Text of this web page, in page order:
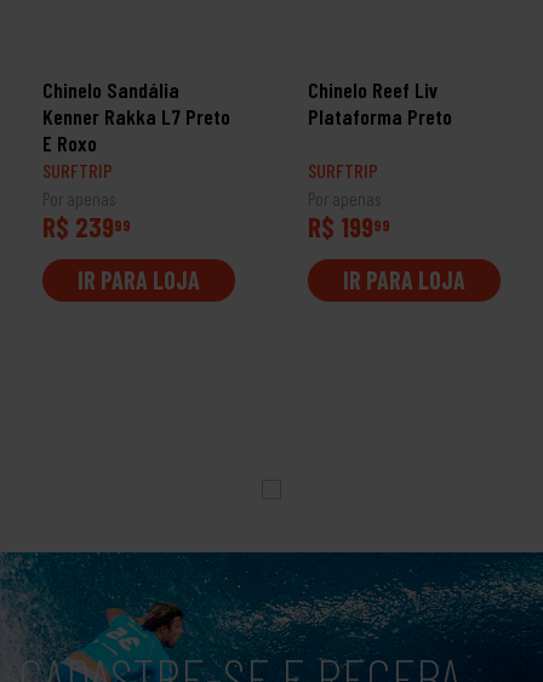
Chinelo Sandália
Kenner Rakka L7 Preto
E Roxo
SURFTRIP
Por apenas
R$ 23999
IR PARA LOJA
Chinelo Reef Liv
Plataforma Preto
SURFTRIP
Por apenas
R$ 19999
IR PARA LOJA